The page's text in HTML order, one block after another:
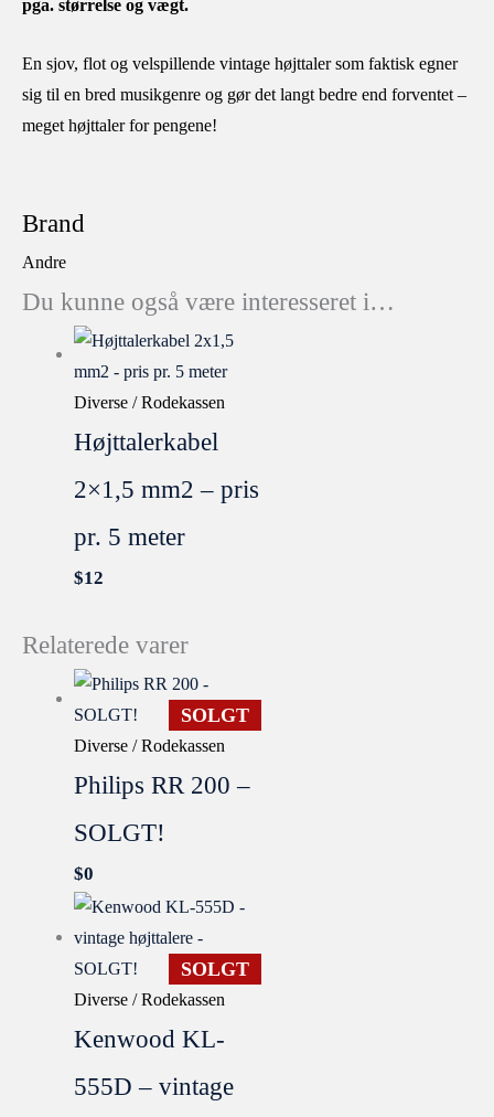
pga. størrelse og vægt.
En sjov, flot og velspillende vintage højttaler som faktisk egner
sig til en bred musikgenre og gør det langt bedre end forventet –
meget højttaler for pengene!
Brand
Andre
Du kunne også være interesseret i…
Diverse / Rodekassen
Højttalerkabel
2×1,5 mm2 – pris
pr. 5 meter
$12
Relaterede varer
SOLGT
Diverse / Rodekassen
Philips RR 200 –
SOLGT!
$0
SOLGT
Diverse / Rodekassen
Kenwood KL-
555D – vintage